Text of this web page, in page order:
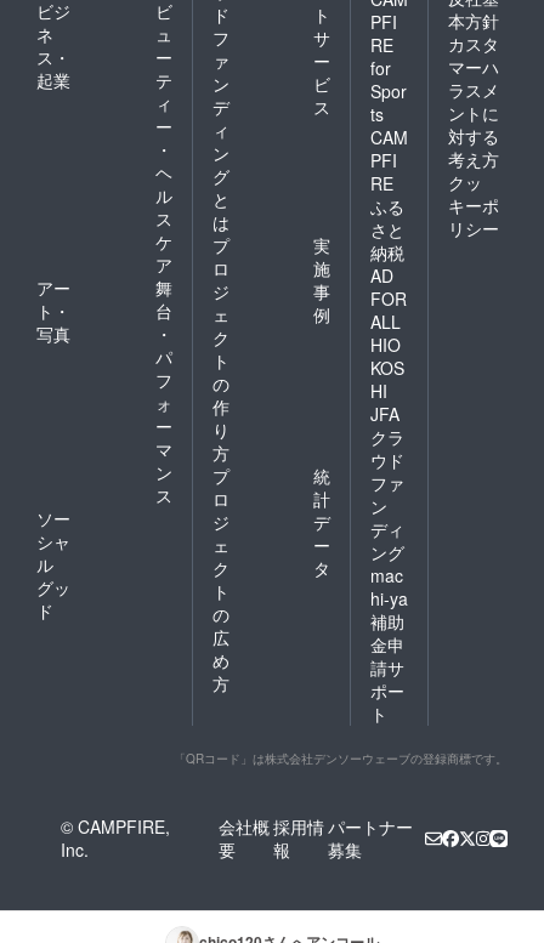
ビジ
ネ
ス・
起業
ビ
ュ
ー
テ
ィ
ー
・
ヘ
ル
ス
ケ
ア
アー
ト・
写真
舞
台
・
パ
フ
ォ
ー
マ
ン
ス
ソー
シャ
ル
グッ
ド
ド
フ
ァ
ン
デ
ィ
ン
グ
と
は
ト
サ
ー
ビ
ス
プ
ロ
ジ
ェ
ク
ト
の
作
り
方
実
施
事
例
プ
ロ
ジ
ェ
ク
ト
の
広
め
方
統
計
デ
ー
タ
PFI
RE
for
Spor
ts
CAM
PFI
RE
ふる
さと
納税
AD
FOR
ALL
HIO
KOS
HI
JFA
クラ
ウド
ファ
ン
ディ
ング
mac
hi-ya
補助
金申
請サ
ポー
ト
本方針
カスタ
マーハ
ラスメ
ントに
対する
考え方
クッ
キーポ
リシー
「QRコード」は株式会社デンソーウェーブの登録商標です。
© CAMPFIRE,
Inc.
会社概
要
採用情
報
パートナー
募集